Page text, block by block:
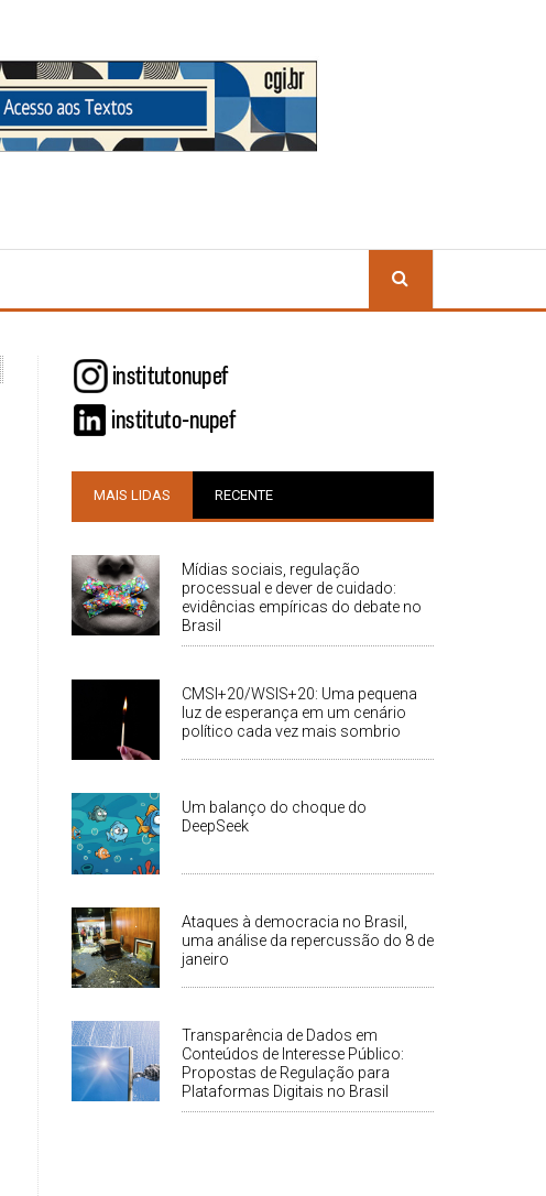
MAIS LIDAS RECENTE
Mídias sociais, regulação
processual e dever de cuidado:
evidências empíricas do debate no
Brasil
CMSI+20/WSIS+20: Uma pequena
luz de esperança em um cenário
político cada vez mais sombrio
Um balanço do choque do
DeepSeek
Ataques à democracia no Brasil,
uma análise da repercussão do 8 de
janeiro
Transparência de Dados em
Conteúdos de Interesse Público:
Propostas de Regulação para
Plataformas Digitais no Brasil